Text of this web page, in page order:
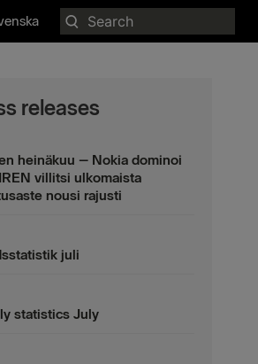
Search
for:
releases
heinäkuu – Nokia dominoi
villitsi ulkomaista
nousi rajusti
juli
statistics July